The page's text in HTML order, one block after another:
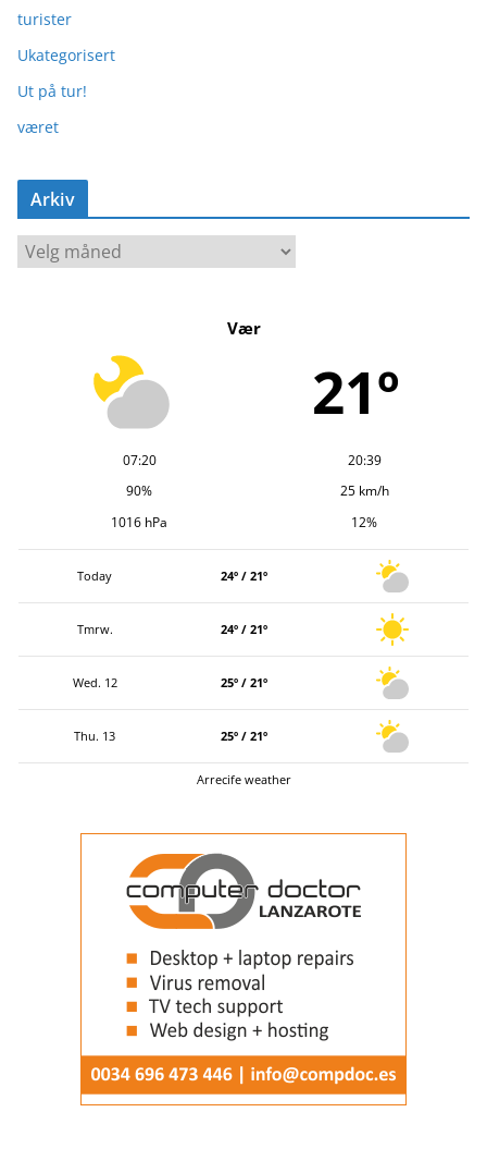
turister
Ukategorisert
Ut på tur!
været
Arkiv
A
r
Vær
21º
07:20
20:39
90%
25 km/h
1016 hPa
12%
Today 24º / 21º
Tmrw. 24º / 21º
Wed. 12 25º / 21º
Thu. 13 25º / 21º
Arrecife weather